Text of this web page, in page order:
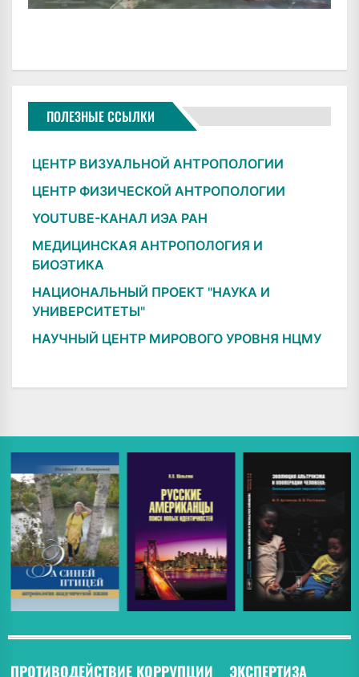
ПОЛЕЗНЫЕ ССЫЛКИ
ЦЕНТР ВИЗУАЛЬНОЙ АНТРОПОЛОГИИ
ЦЕНТР ФИЗИЧЕСКОЙ АНТРОПОЛОГИИ
YOUTUBE-КАНАЛ ИЭА РАН
МЕДИЦИНСКАЯ АНТРОПОЛОГИЯ И
БИОЭТИКА
НАЦИОНАЛЬНЫЙ ПРОЕКТ "НАУКА И
УНИВЕРСИТЕТЫ"
НАУЧНЫЙ ЦЕНТР МИРОВОГО УРОВНЯ НЦМУ
ПРОТИВОДЕЙСТВИЕ КОРРУПЦИИ ЭКСПЕРТИЗА